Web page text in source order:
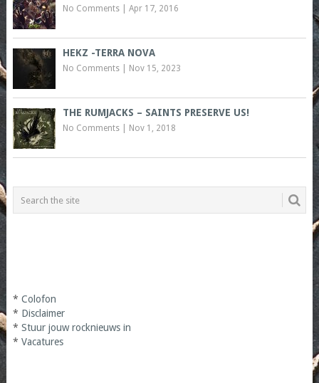
No Comments| Apr 17, 2016
HEKZ -TERRA NOVA
No Comments| Nov 15, 2023
THE RUMJACKS – SAINTS PRESERVE US!
No Comments| Nov 1, 2018
* Colofon
* Disclaimer
* Stuur jouw rocknieuws in
* Vacatures